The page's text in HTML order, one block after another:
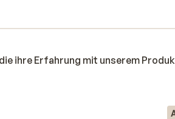
ihre Erfahrung mit unserem